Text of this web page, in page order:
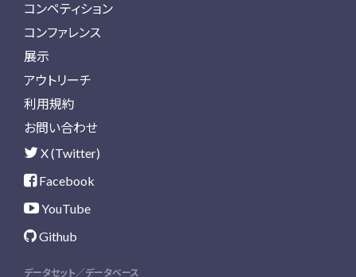
コンペティション
コンファレンス
展示
アウトリーチ
利用規約
お問い合わせ
X (Twitter)
Facebook
YouTube
Github
データセット／データベース